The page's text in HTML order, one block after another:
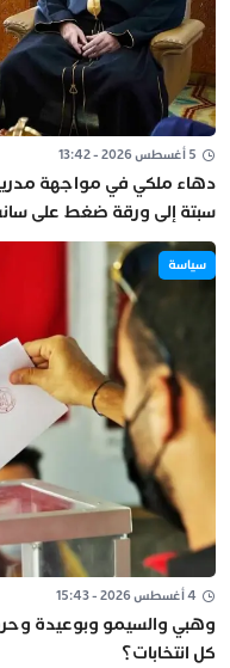
5 أغسطس 2026 - 13:42
دهاء ملكي في مواجهة
سبتة إلى ورقة ضغط على
سياسة
4 أغسطس 2026 - 15:43
وهبي والسيمو وبوعيدة
كل انتخابات؟